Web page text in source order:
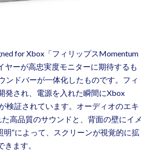
for Xbox「フィリップスMomentum
ーが高忠実度モニターに期待するも
ンドバーが一体化したものです。フィ
発され、電源を入れた瞬間にXbox
検証されています。オーディオのエキ
高品質のサウンドと、背面の壁にイメ
“によって、スクリーンが視覚的に拡
ます。